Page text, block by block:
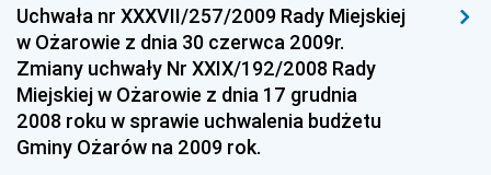
Dziennik Urzędowy Głównego Urzędu Miar
Dziennik Urzędowy Ministra Rolnictwa i Rozwoju Wsi
Dziennik Urzędowy Ministra Edukacji Narodowej i
Sportu
Dziennik Urzędowy Ministra Edukacji i Nauki
Uchwała nr XXXVII/257/2009 Rady Miejskiej
w Ożarowie z dnia 30 czerwca 2009r.
Zmiany uchwały Nr XXIX/192/2008 Rady
Miejskiej w Ożarowie z dnia 17 grudnia
2008 roku w sprawie uchwalenia budżetu
Gminy Ożarów na 2009 rok.